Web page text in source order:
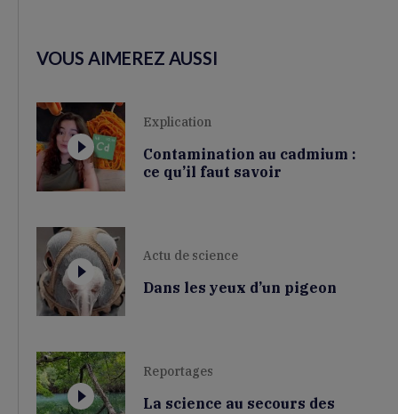
VOUS AIMEREZ AUSSI
Explication
Contamination au cadmium :
ce qu’il faut savoir
Actu de science
Dans les yeux d’un pigeon
Reportages
La science au secours des